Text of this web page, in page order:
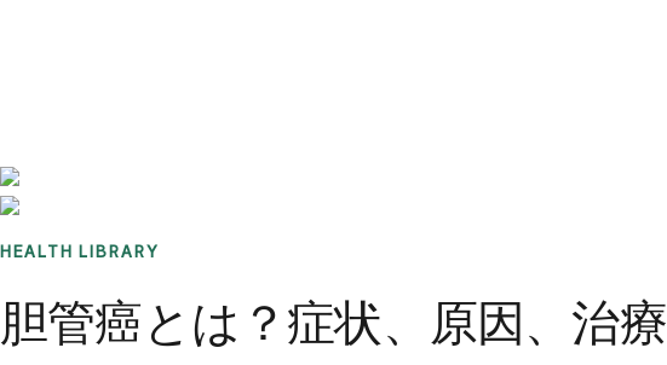
HEALTH LIBRARY
胆管癌とは？症状、原因、治療